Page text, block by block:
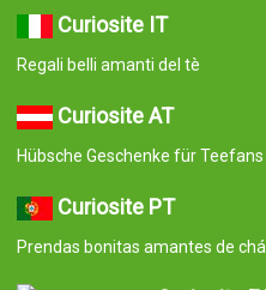
Curiosite IT
Regali belli amanti del tè
Curiosite AT
Hübsche Geschenke für Teefans
Curiosite PT
Prendas bonitas amantes de chá